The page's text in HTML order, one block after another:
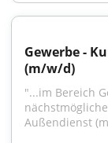
Gewerbe -
(m/w/d)
"...im Bereich
Außendienst